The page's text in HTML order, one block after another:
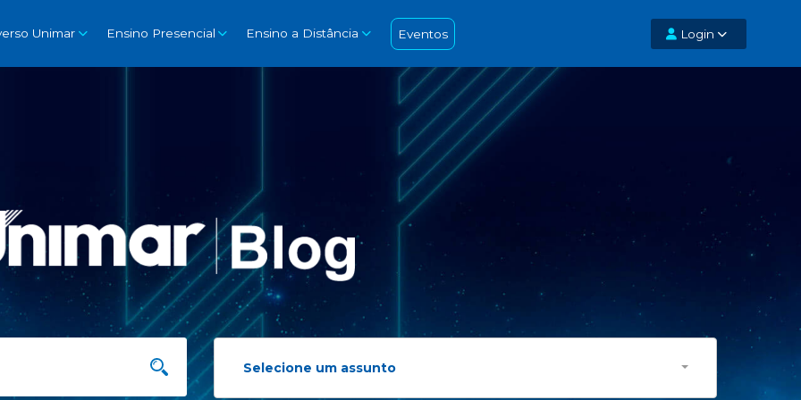
Unimar Ensino Presencial Ensino a Distância Eventos Login
Selecione um assunto